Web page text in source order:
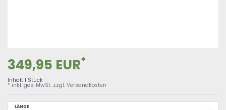
349,95 EUR*
Inhalt 1 Stück
* inkl. ges. MwSt. zzgl. Versandkosten
LÄNGE